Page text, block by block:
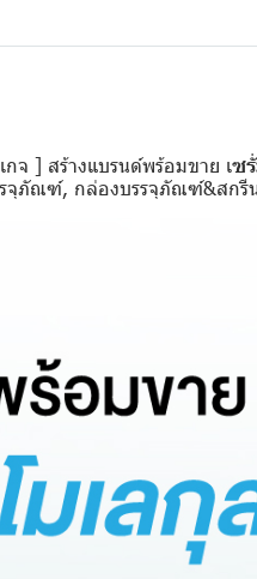
จ ] สร้างแบรนด์พร้อมขาย เซ
ภัณฑ์, กล่องบรรจุภัณฑ์&สกรี